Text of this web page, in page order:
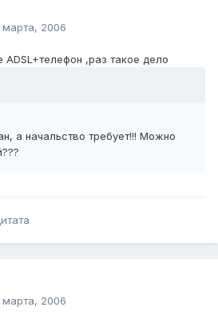
марта, 2006
,раз такое дело
а начальство требует!!! Можно
марта, 2006